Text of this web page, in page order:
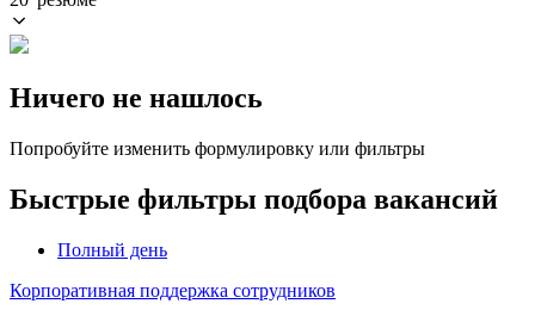
Ничего не нашлось
Попробуйте изменить формулировку или фильтры
Быстрые фильтры подбора вакансий
Полный день
Корпоративная поддержка сотрудников